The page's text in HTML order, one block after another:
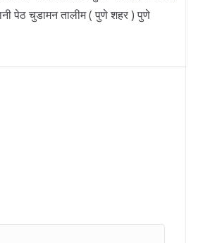
पेठ चुडामन तालीम ( पुणे शहर ) पुणे